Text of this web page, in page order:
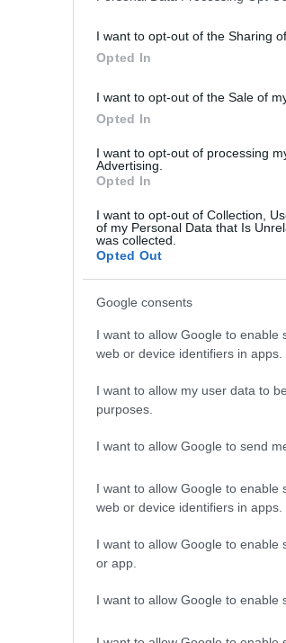
I want to opt-out of the Sharing
Opted In
I want to opt-out of the Sale of
Opted In
I want to opt-out of processing
Advertising.
Opted In
I want to opt-out of Collection,
of my Personal Data that Is
was collected.
Opted Out
Google consents
I want to allow Google to enable
web or device identifiers in apps.
I want to allow my user data to
purposes.
I want to allow Google to send
I want to allow Google to enable
web or device identifiers in apps.
I want to allow Google to enable
or app.
I want to allow Google to enable